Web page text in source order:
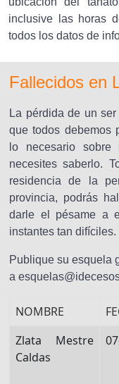
inclusive las horas
todos los datos de
Fallecidos en
La pérdida de un
que todos debemos
lo necesario
necesites saberlo.
residencia de la
provincia, podrás
darle el pésame a
instantes tan difíciles.
Publique su esquela
a
NOMBRE
Zlata Mestre
Caldas